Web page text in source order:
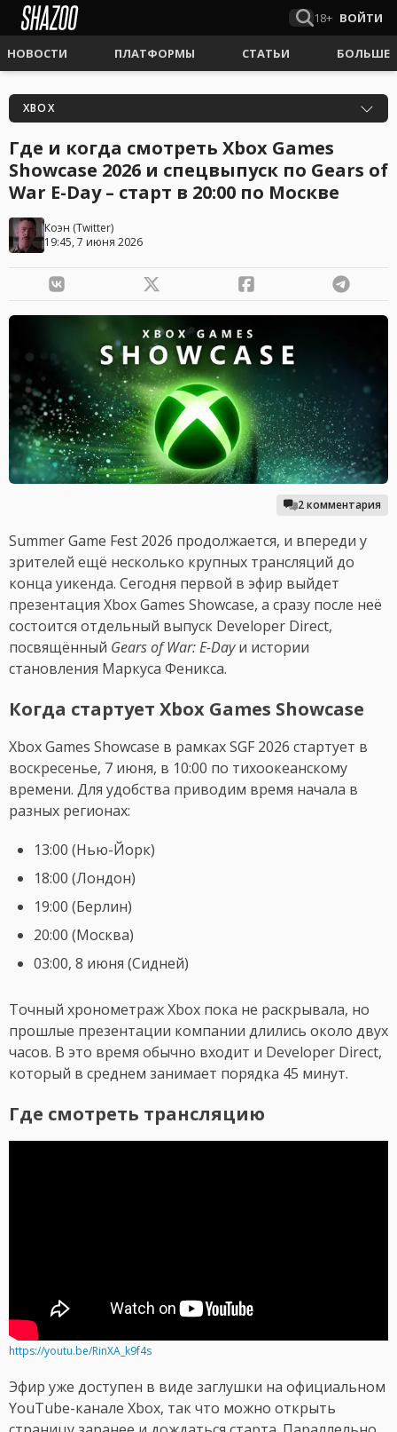
18+ ВОЙТИ
НОВОСТИ ПЛАТФОРМЫ СТАТЬИ БОЛЬШЕ
XBOX
Где и когда смотреть Xbox Games
Showcase 2026 и спецвыпуск по Gears of
War E-Day – старт в 20:00 по Москве
Коэн (Twitter)
19:45, 7 июня 2026
2 комментария
Summer Game Fest 2026 продолжается, и впереди у
зрителей ещё несколько крупных трансляций до
конца уикенда. Сегодня первой в эфир выйдет
презентация Xbox Games Showcase, а сразу после неё
состоится отдельный выпуск Developer Direct,
посвящённый Gears of War: E-Dayи истории
становления Маркуса Феникса.
Когда стартует Xbox Games Showcase
Xbox Games Showcase в рамках SGF 2026 стартует в
воскресенье, 7 июня, в 10:00 по тихоокеанскому
времени. Для удобства приводим время начала в
разных регионах:
13:00 (Нью-Йорк)
18:00 (Лондон)
19:00 (Берлин)
20:00 (Москва)
03:00, 8 июня (Сидней)
Точный хронометраж Xbox пока не раскрывала, но
прошлые презентации компании длились около двух
часов. В это время обычно входит и Developer Direct,
который в среднем занимает порядка 45 минут.
Где смотреть трансляцию
https://youtu.be/RinXA_k9f4s
Эфир уже доступен в виде заглушки на официальном
YouTube-канале Xbox, так что можно открыть